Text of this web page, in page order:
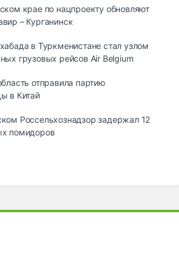
крае по нацпроекту обновляют
– Курганинск
в Туркменистане стал узлом
грузовых рейсов Air Belgium
отправила партию
в Китай
Россельхознадзор задержал 12
помидоров